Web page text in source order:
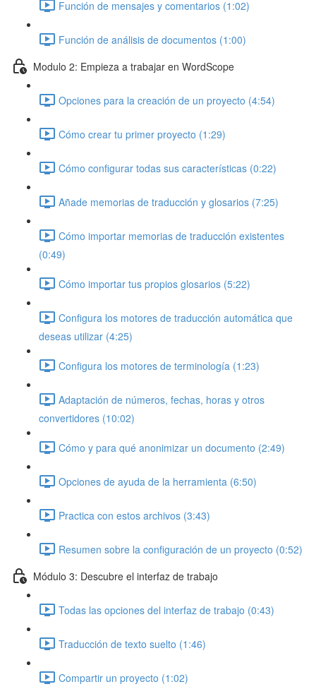
Función de mensajes y comentarios (1:02)
Función de análisis de documentos (1:00)
Modulo 2: Empieza a trabajar en WordScope
Opciones para la creación de un proyecto (4:54)
Cómo crear tu primer proyecto (1:29)
Cómo configurar todas sus características (0:22)
Añade memorias de traducción y glosarios (7:25)
Cómo importar memorias de traducción existentes
(0:49)
Cómo importar tus propios glosarios (5:22)
Configura los motores de traducción automática que
deseas utilizar (4:25)
Configura los motores de terminología (1:23)
Adaptación de números, fechas, horas y otros
convertidores (10:02)
Cómo y para qué anonimizar un documento (2:49)
Opciones de ayuda de la herramienta (6:50)
Practica con estos archivos (3:43)
Resumen sobre la configuración de un proyecto (0:52)
Módulo 3: Descubre el interfaz de trabajo
Todas las opciones del interfaz de trabajo (0:43)
Traducción de texto suelto (1:46)
Compartir un proyecto (1:02)